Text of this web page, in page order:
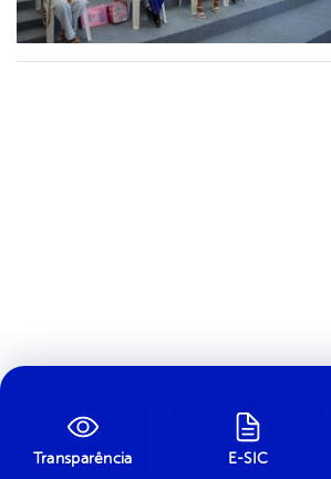
Transparência E-SIC